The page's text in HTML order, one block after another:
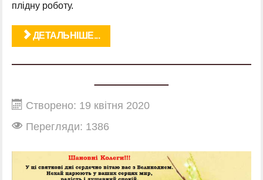
плідну роботу.
ДЕТАЛЬНІШЕ...
Створено: 19 квітня 2020
Перегляди: 1386